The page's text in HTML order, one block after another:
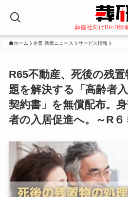
葬儀社向けBtoB情
ホーム 企業 新着ニュース サービス情報
R65不動産、死後の残
題を解決する「高齢者
契約書」を無償配布。
者の入居促進へ。～R６